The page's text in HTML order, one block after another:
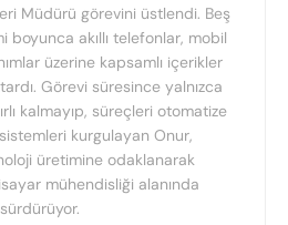
Müdürü görevini üstlendi. Beş
boyunca akıllı telefonlar, mobil
üzerine kapsamlı içerikler
Görevi süresince yalnızca
kalmayıp, süreçleri otomatize
kurgulayan Onur,
üretimine odaklanarak
mühendisliği alanında
sürdürüyor.